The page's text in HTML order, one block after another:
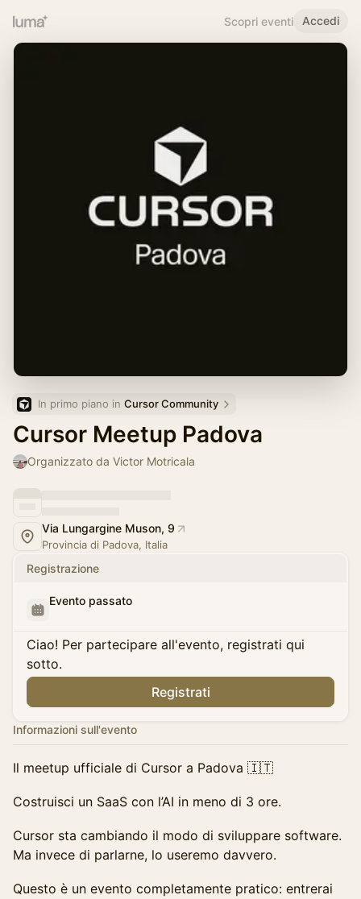
Scopri eventi Accedi
In primo piano in Cursor Community
Cursor Meetup Padova
Organizzato da Victor Motricala
Via Lungargine Muson, 9
Provincia di Padova, Italia
Registrazione
Evento passato
Ciao! Per partecipare all'evento, registrati qui
sotto.
Registrati
Informazioni sull'evento
Il meetup ufficiale di Cursor a Padova 🇮🇹
Costruisci un SaaS con l’AI in meno di 3 ore.
Cursor sta cambiando il modo di sviluppare software.
Ma invece di parlarne, lo useremo davvero.
Questo è un evento completamente pratico: entrerai